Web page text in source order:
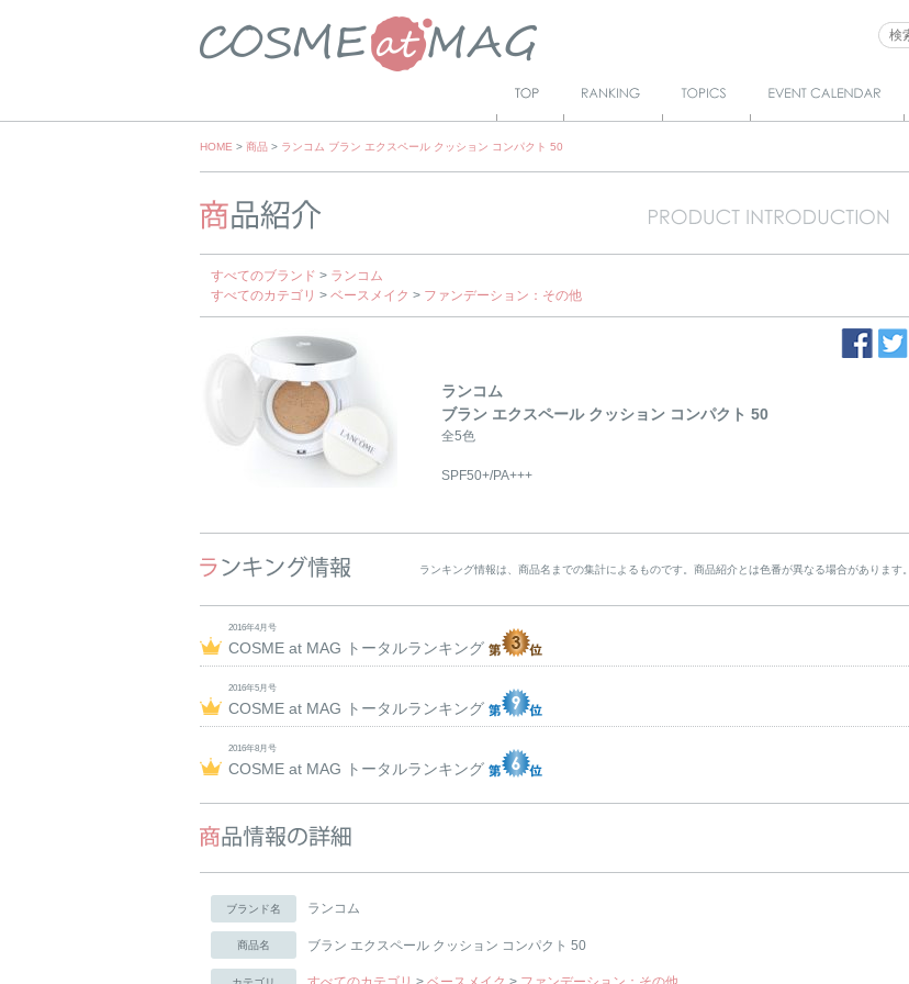
Skip
HOME > 商品 > ランコム ブラン エクスペール クッション コンパクト 50
すべてのブランド > ランコム
すべてのカテゴリ > ベースメイク > ファンデーション：その他
ランコム
ブラン エクスペール クッション コンパクト 50
全5色
SPF50+/PA+++
ランキング情報は、商品名までの集計によるものです。商品紹介とは色番が異なる場合があります。
2016年4月号
COSME at MAG トータルランキング
2016年5月号
COSME at MAG トータルランキング
2016年8月号
COSME at MAG トータルランキング
ブランド名 ランコム
商品名 ブラン エクスペール クッション コンパクト 50